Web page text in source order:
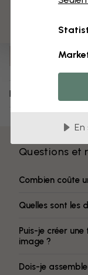
Livraison et
Questions et
Combien coûte
Quelles sont les
Puis-je créer
image ?
Dois-je
En